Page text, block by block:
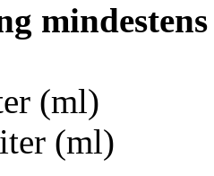
(ml)
(ml)